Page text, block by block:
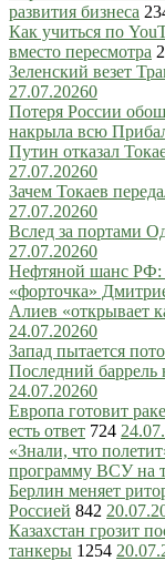
развития бизнеса
Как учиться по
вместо пересмотра
Зеленский везет
27.07.20260
Потеря России
накрыла всю
Путин отказал
27.07.20260
Зачем Токаев
27.07.20260
Вслед за портами
27.07.20260
Нефтяной шанс РФ:
«форточка»
Алиев «открывает
24.07.20260
Запад пытается
Последний баррель
24.07.20260
Европа готовит
есть ответ 724
«Знали, что
программу ВСУ на
Берлин меняет
Россией 842
Казахстан грозит
танкеры 1254